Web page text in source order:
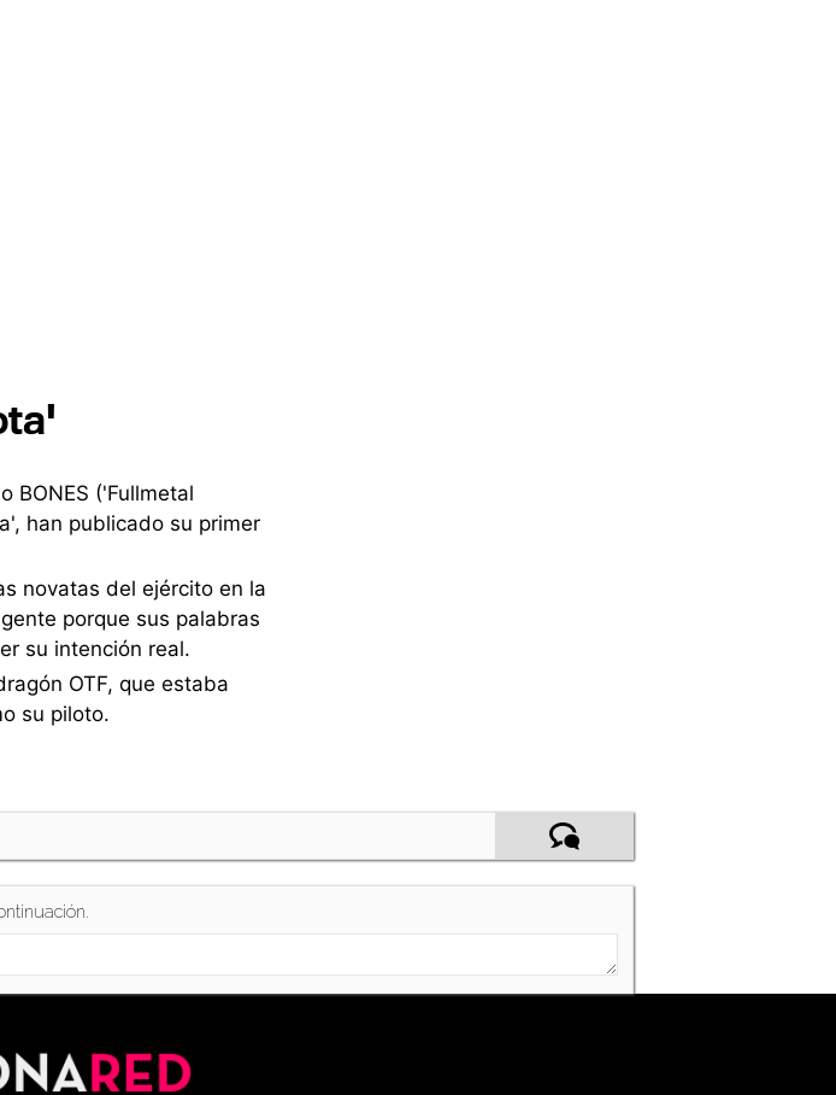
BONES ('Fullmetal
han publicado su primer
novatas del ejército en la
porque sus palabras
su intención real.
OTF, que estaba
su piloto.